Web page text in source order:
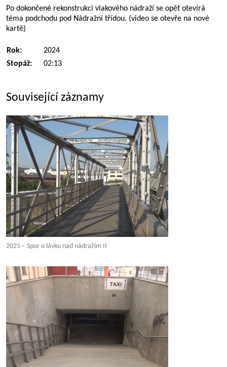
Po dokončené rekonstrukci vlakového nádraží se opět otevírá
téma podchodu pod Nádražní třídou. (video se otevře na nové
kartě)
Rok:
2024
Stopáž:
02:13
Související záznamy
2025 – Spor o lávku nad nádražím II